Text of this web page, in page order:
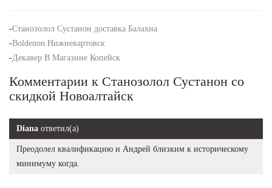
-Станозолол Сустанон доставка Балахна
-Boldenon Нижневартовск
-Декавер В Магазине Копейск
Комментарии к Станозолол Сустанон со
скидкой Новоалтайск
Diana ответил(а)
Преодолел квалификацию и Андрей близким к историческому
минимуму когда.